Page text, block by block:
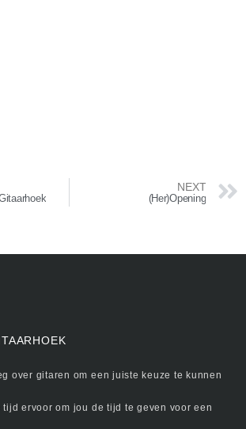
NEXT
(Her)Opening
over gitaren om een juiste keuze te kunnen
tijd ervoor om jou de tijd te geven voor een